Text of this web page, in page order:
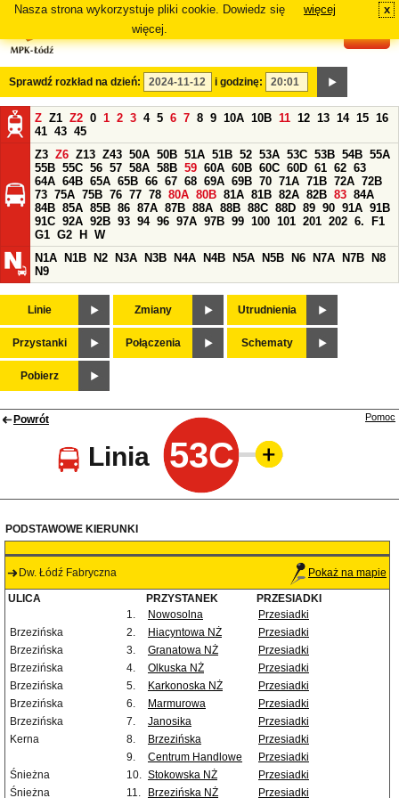
Nasza strona wykorzystuje pliki cookie. Dowiedz się
więcej.
więcej x
Sprawdź rozkład na dzień: i godzinę:
Z Z1 Z2 0 1 2 3 4 5 6 7 8 9 10A 10B 11 12 13 14 15 16
41 43 45
Z3 Z6 Z13 Z43 50A 50B 51A 51B 52 53A 53C 53B 54B 55A
55B 55C 56 57 58A 58B 59 60A 60B 60C 60D 61 62 63
64A 64B 65A 65B 66 67 68 69A 69B 70 71A 71B 72A 72B
73 75A 75B 76 77 78 80A 80B 81A 81B 82A 82B 83 84A
84B 85A 85B 86 87A 87B 88A 88B 88C 88D 89 90 91A 91B
91C 92A 92B 93 94 96 97A 97B 99 100 101 201 202 6.
F1
G1 G2 H
W
N1A
N1B N2 N3A N3B N4A N4B N5A N5B N6 N7A N7B
N8
N9
Linie Zmiany Utrudnienia
Przystanki Połączenia Schematy
Pobierz
Powrót
Linia 53C
Pomoc
PODSTAWOWE KIERUNKI
Dw. Łódź Fabryczna Pokaż na mapie
ULICA PRZYSTANEK
PRZESIADKI
1.
Nowosolna
Przesiadki
Brzezińska
2. Hiacyntowa NŻ
Przesiadki
Brzezińska
3. Granatowa NŻ
Przesiadki
Brzezińska
4. Olkuska NŻ
Przesiadki
Brzezińska
5. Karkonoska NŻ
Przesiadki
Brzezińska
6. Marmurowa
Przesiadki
Brzezińska
7. Janosika
Przesiadki
Kerna
8. Brzezińska
Przesiadki
9.
Centrum Handlowe
Przesiadki
Śnieżna
10. Stokowska NŻ
Przesiadki
Śnieżna
11. Brzezińska NŻ Przesiadki